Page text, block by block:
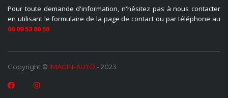
Pour toute demande d'information, n'hésitez pas à nous contacter
en utilisant le formulaire de la page de contact ou par téléphone au
06 09 53 80 50
Copyright © IMAGIN-AUTO - 2023